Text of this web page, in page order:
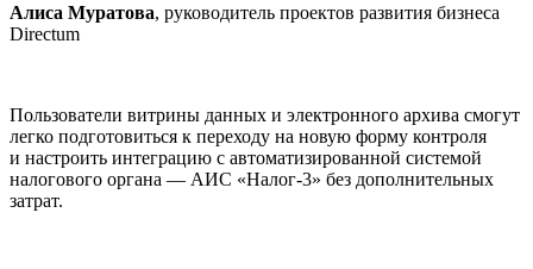
Алиса Муратова, руководитель проектов развития бизнеса
Directum
Пользователи витрины данных и электронного архива смогут
легко подготовиться к переходу на новую форму контроля
и настроить интеграцию с автоматизированной системой
налогового органа — АИС «Налог-3» без дополнительных
затрат.